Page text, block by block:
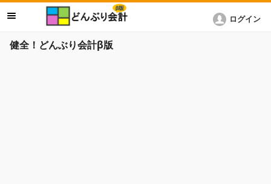
健全！どんぶり会計β版
ログイン